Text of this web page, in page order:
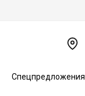
Спецпредложения